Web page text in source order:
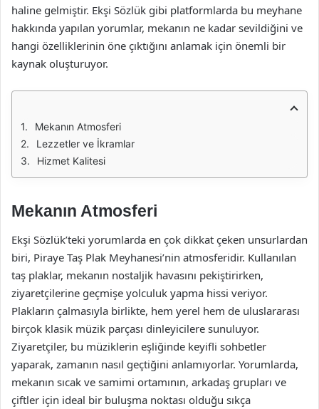
haline gelmiştir. Ekşi Sözlük gibi platformlarda bu meyhane
hakkında yapılan yorumlar, mekanın ne kadar sevildiğini ve
hangi özelliklerinin öne çıktığını anlamak için önemli bir
kaynak oluşturuyor.
Mekanın Atmosferi
Lezzetler ve İkramlar
Hizmet Kalitesi
Mekanın Atmosferi
Ekşi Sözlük’teki yorumlarda en çok dikkat çeken unsurlardan
biri, Piraye Taş Plak Meyhanesi’nin atmosferidir. Kullanılan
taş plaklar, mekanın nostaljik havasını pekiştirirken,
ziyaretçilerine geçmişe yolculuk yapma hissi veriyor.
Plakların çalmasıyla birlikte, hem yerel hem de uluslararası
birçok klasik müzik parçası dinleyicilere sunuluyor.
Ziyaretçiler, bu müziklerin eşliğinde keyifli sohbetler
yaparak, zamanın nasıl geçtiğini anlamıyorlar. Yorumlarda,
mekanın sıcak ve samimi ortamının, arkadaş grupları ve
çiftler için ideal bir buluşma noktası olduğu sıkça